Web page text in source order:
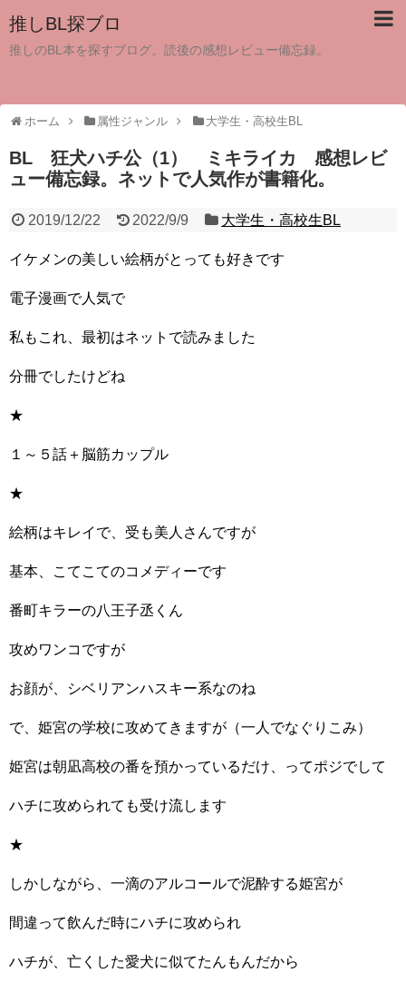
推しBL探ブロ
推しのBL本を探すブログ。読後の感想レビュー備忘録。
ホーム 属性ジャンル 大学生・高校生BL
BL 狂犬ハチ公（1） ミキライカ 感想レビ
ュー備忘録。ネットで人気作が書籍化。
2019/12/22 2022/9/9 大学生・高校生BL
イケメンの美しい絵柄がとっても好きです
電子漫画で人気で
私もこれ、最初はネットで読みました
分冊でしたけどね
★
１～５話＋脳筋カップル
★
絵柄はキレイで、受も美人さんですが
基本、こてこてのコメディーです
番町キラーの八王子丞くん
攻めワンコですが
お顔が、シベリアンハスキー系なのね
で、姫宮の学校に攻めてきますが（一人でなぐりこみ）
姫宮は朝凪高校の番を預かっているだけ、ってポジでして
ハチに攻められても受け流します
★
しかしながら、一滴のアルコールで泥酔する姫宮が
間違って飲んだ時にハチに攻められ
ハチが、亡くした愛犬に似てたんもんだから